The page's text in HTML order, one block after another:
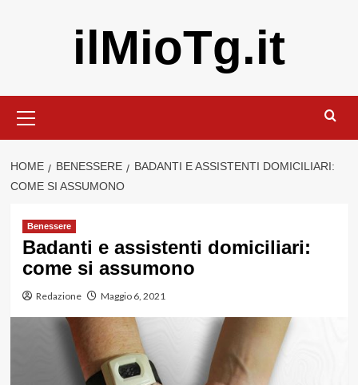
ilMioTg.it
principale
HOME BENESSERE
BADANTI E ASSISTENTI DOMICILIARI:
COME SI ASSUMONO
Benessere
Badanti e assistenti domiciliari:
come si assumono
Redazione Maggio 6, 2021